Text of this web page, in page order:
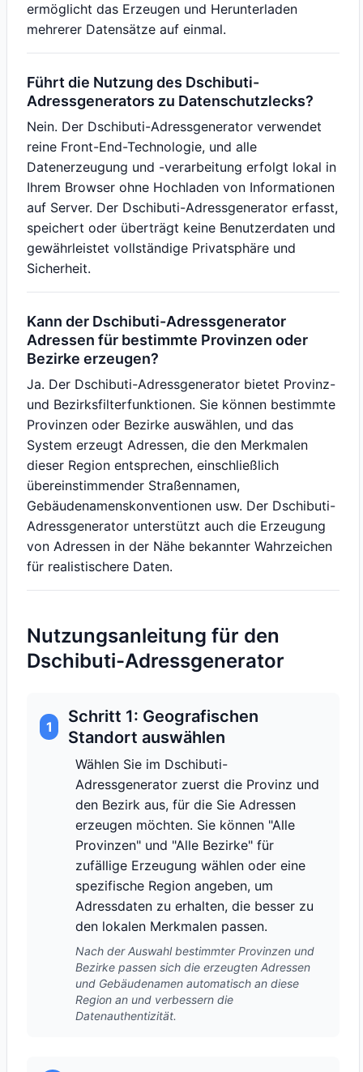
ermöglicht das Erzeugen und Herunterladen
mehrerer Datensätze auf einmal.
Führt die Nutzung des Dschibuti-
Adressgenerators zu Datenschutzlecks?
Nein. Der Dschibuti-Adressgenerator verwendet
reine Front-End-Technologie, und alle
Datenerzeugung und -verarbeitung erfolgt lokal in
Ihrem Browser ohne Hochladen von Informationen
auf Server. Der Dschibuti-Adressgenerator erfasst,
speichert oder überträgt keine Benutzerdaten und
gewährleistet vollständige Privatsphäre und
Sicherheit.
Kann der Dschibuti-Adressgenerator
Adressen für bestimmte Provinzen oder
Bezirke erzeugen?
Ja. Der Dschibuti-Adressgenerator bietet Provinz-
und Bezirksfilterfunktionen. Sie können bestimmte
Provinzen oder Bezirke auswählen, und das
System erzeugt Adressen, die den Merkmalen
dieser Region entsprechen, einschließlich
übereinstimmender Straßennamen,
Gebäudenamenskonventionen usw. Der Dschibuti-
Adressgenerator unterstützt auch die Erzeugung
von Adressen in der Nähe bekannter Wahrzeichen
für realistischere Daten.
Nutzungsanleitung für den
Dschibuti-Adressgenerator
1
Schritt 1: Geografischen
Standort auswählen
Wählen Sie im Dschibuti-
Adressgenerator zuerst die Provinz und
den Bezirk aus, für die Sie Adressen
erzeugen möchten. Sie können "Alle
Provinzen" und "Alle Bezirke" für
zufällige Erzeugung wählen oder eine
spezifische Region angeben, um
Adressdaten zu erhalten, die besser zu
den lokalen Merkmalen passen.
Nach der Auswahl bestimmter Provinzen und
Bezirke passen sich die erzeugten Adressen
und Gebäudenamen automatisch an diese
Region an und verbessern die
Datenauthentizität.